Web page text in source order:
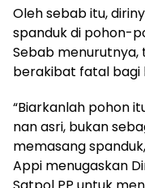
Oleh sebab itu,
spanduk di pohon-
Sebab
berakibat fatal bagi
“Biarkanlah pohon
nan asri, bukan
memasang
Appi menugaskan